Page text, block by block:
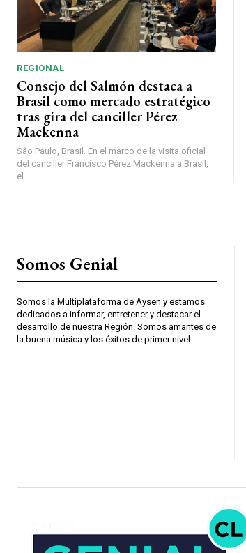
REGIONAL
Consejo del Salmón destaca a
Brasil como mercado estratégico
tras gira del canciller Pérez
Mackenna
São Paulo, Brasil. En el marco de la visita oficial
del canciller Francisco Pérez Mackenna a Brasil,
el...
Somos Genial
Somos la Multiplataforma de Aysen y estamos
dedicados a informar, entretener y destacar el
desarrollo de nuestra Región. Somos amantes de
la buena música y los éxitos de primer nivel.